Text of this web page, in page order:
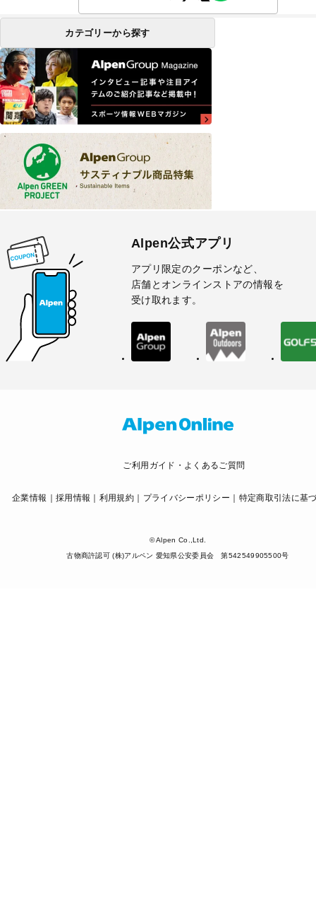
カテゴリーから探す
Alpen公式アプリ
アプリ限定のクーポンなど、
店舗とオンラインストアの情報を
受け取れます。
ご利用ガイド・よくあるご質問
企業情報 採用情報 利用規約 プライバシーポリシー 特定商取引法に基
© Alpen Co.,Ltd.
古物商許認可 (株)アルペン 愛知県公安委員会 第542549905500号